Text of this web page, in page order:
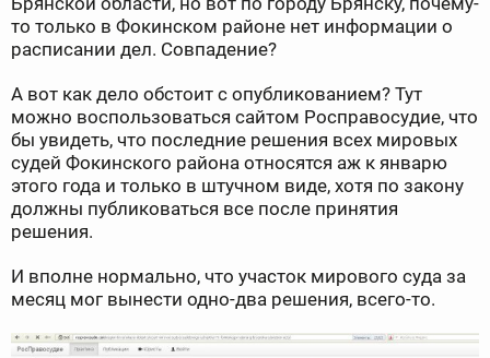
то только в Фокинском районе нет информации о
расписании дел. Совпадение?
А вот как дело обстоит с опубликованием? Тут
можно воспользоваться сайтом Росправосудие, что
бы увидеть, что последние решения всех мировых
судей Фокинского района относятся аж к январю
этого года и только в штучном виде, хотя по закону
должны публиковаться все после принятия
решения.
И вполне нормально, что участок мирового суда за
месяц мог вынести одно-два решения, всего-то.